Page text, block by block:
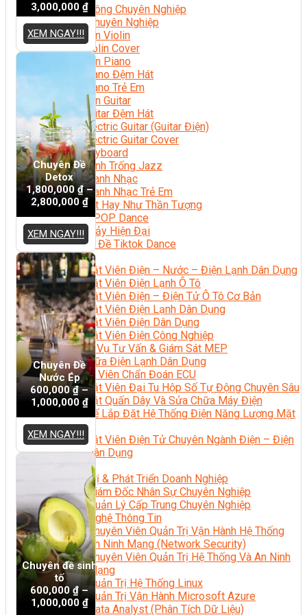
Nhạc Công Chuyên Nghiệp
Ca Sĩ Chuyên Nghiệp
Học Đàn Violin
Học Violin Cover
Học Đàn Piano
Học Piano Đệm Hát
Học Piano Trẻ Em
Học Đàn Guitar
Học Guitar Đệm Hát
Học Electric Guitar (Guitar Điện)
Học Electric Guitar Cover
Học Keyboard
Học Đánh Trống Jazz
Học Thanh Nhạc
Học Thanh Nhạc Trẻ Em
Học Hát Hay Như Thần Tượng
Học K-POP Dance
Học Nhảy Hiện Đại
Chuyên Đề Tiktok Dance
Kỹ Thuật – Công Nghệ
Kỹ Thuật Viên Điện – Nước – Điện Lạnh Dân Dụng
Kỹ Thuật Viên Điện Lạnh Ô Tô
Kỹ Thuật Viên Điện – Điện Tử Ô Tô Cơ Bản
Kỹ Thuật Viên Điện Lạnh Dân Dụng
Kỹ Thuật Viên Điện Dân Dụng
Kỹ Thuật Viên Điện Công Nghiệp
Nghiệp Vụ Tư Vấn & Giám Sát MEP
Sửa Chữa Điện Lạnh Dân Dụng
Chuyên Viên Chẩn Đoán ECU
Kỹ Thuật Viên Đại Tu Hộp Số Tự Động Chuyên Sâu
Kỹ Thuật Quấn Dây Và Sửa Chữa Máy Điện
Thiết Kế Lắp Đặt Hệ Thống Điện Năng Lượng Mặt
Trời
Kỹ Thuật Viên Điện Tử Chuyên Ngành Điện – Điện
Lạnh Dân Dụng
Ngành Khác
Quản Trị & Phát Triển Doanh Nghiệp
Giám Đốc Nhân Sự Chuyên Nghiệp
Quản Lý Cấp Trung Chuyên Nghiệp
Công Nghệ Thông Tin
Chuyên Viên Quản Trị Vận Hành Hệ Thống
An Ninh Mạng (Network Security)
Chuyên Viên Quản Trị Hệ Thống Và An Ninh
Mạng
Quản Trị Hệ Thống Linux
Quản Trị Vận Hành Microsoft Azure
Data Analyst (Phân Tích Dữ Liệu)
3,000,000 ₫
XEM NGAY!!!
Chuyên Đề
Detox
1,800,000₫–
2,800,000 ₫
XEM NGAY!!!
Chuyên Đề
Nước Ép
600,000₫–
1,000,000 ₫
XEM NGAY!!!
Chuyên đề sinh
tố
600,000₫–
1,000,000 ₫